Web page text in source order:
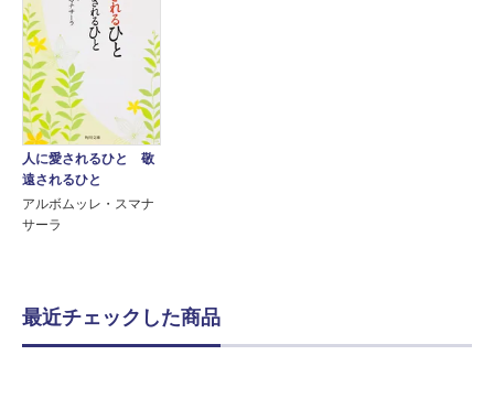
人に愛されるひと 敬
遠されるひと
アルボムッレ・スマナ
サーラ
最近チェックした商品